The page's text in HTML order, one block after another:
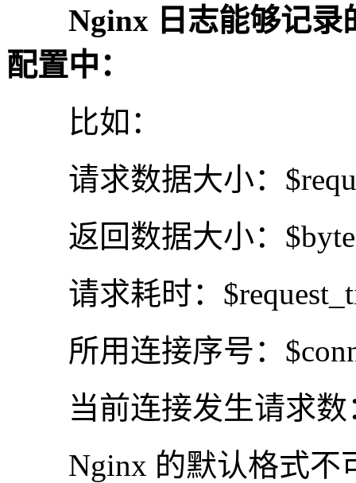
Nginx 日志能够记录
配置中：
比如：
请求数据大小：
返回数据大小：
请求耗时：
所用连接序号：
当前连接发生请求数：
Nginx 的默认格式不